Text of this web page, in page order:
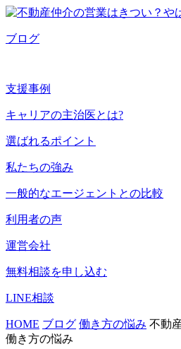
ブログ
支援事例
キャリアの主治医とは?
選ばれるポイント
私たちの強み
一般的なエージェントとの比較
利用者の声
運営会社
無料相談を申し込む
LINE相談
HOME ブログ 働き方の悩み 不動
働き方の悩み